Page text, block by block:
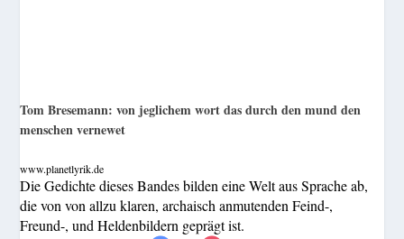
Tom Bresemann: von jeglichem wort das durch den mund den
menschen vernewet
www.planetlyrik.de
Die Gedichte dieses Bandes bilden eine Welt aus Sprache ab,
die von von allzu klaren, archaisch anmutenden Feind-,
Freund-, und Heldenbildern geprägt ist.